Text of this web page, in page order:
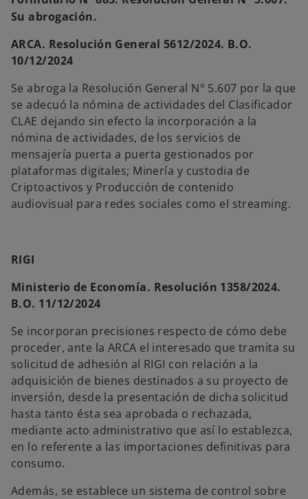
Su abrogación.
ARCA. Resolución General 5612/2024. B.O.
10/12/2024
Se abroga la Resolución General N° 5.607 por la que
se adecuó la nómina de actividades del Clasificador
CLAE dejando sin efecto la incorporación a la
nómina de actividades, de los servicios de
mensajería puerta a puerta gestionados por
plataformas digitales; Minería y custodia de
Criptoactivos y Producción de contenido
audiovisual para redes sociales como el streaming.
RIGI
Ministerio de Economía. Resolución 1358/2024.
B.O. 11/12/2024
Se incorporan precisiones respecto de cómo debe
proceder, ante la ARCA el interesado que tramita su
solicitud de adhesión al RIGI con relación a la
adquisición de bienes destinados a su proyecto de
inversión, desde la presentación de dicha solicitud
hasta tanto ésta sea aprobada o rechazada,
mediante acto administrativo que así lo establezca,
en lo referente a las importaciones definitivas para
consumo.
Además, se establece un sistema de control sobre